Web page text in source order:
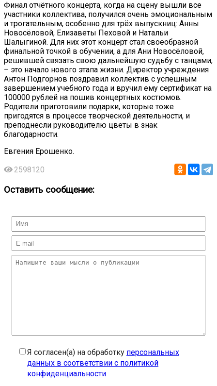
Финал отчётного концерта, когда на сцену вышли все
участники коллектива, получился очень эмоциональным
и трогательным, особенно для трёх выпускниц: Анны
Новосёловой, Елизаветы Пеховой и Натальи
Шалыгиной. Для них этот концерт стал своеобразной
финальной точкой в обучении, а для Ани Новосёловой,
решившей связать свою дальнейшую судьбу с танцами,
– это начало нового этапа жизни. Директор учреждения
Антон Подгорнов поздравил коллектив с успешным
завершением учебного года и вручил ему сертификат на
100000 рублей на пошив концертных костюмов.
Родители приготовили подарки, которые тоже
пригодятся в процессе творческой деятельности, и
преподнесли руководителю цветы в знак
благодарности.
Евгения Ерошенко.
2598120
Оставить сообщение:
Я согласен(а) на обработку персональных
данных в соответствии с политикой
конфиденциальности